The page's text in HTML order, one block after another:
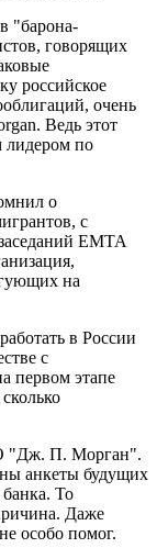
"барона-
говорящих
российское
очень
Ведь этот
лидером по
о
с
EMTA
на
в России
с
первом этапе
"Дж. П. Морган".
анкеты будущих
То
Даже
особо помог.